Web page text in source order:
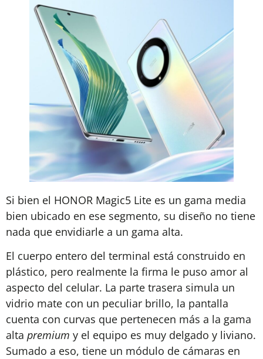
Si bien el HONOR Magic5 Lite es un gama media
bien ubicado en ese segmento, su diseño no tiene
nada que envidiarle a un gama alta.
El cuerpo entero del terminal está construido en
plástico, pero realmente la firma le puso amor al
aspecto del celular. La parte trasera simula un
vidrio mate con un peculiar brillo, la pantalla
cuenta con curvas que pertenecen más a la gama
alta premium y el equipo es muy delgado y liviano.
Sumado a eso, tiene un módulo de cámaras en